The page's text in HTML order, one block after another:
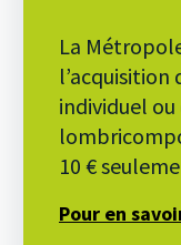
La
l’acquisition
individuel ou
10 €
Pour en